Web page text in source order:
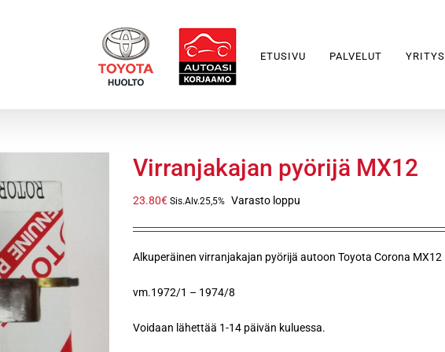
ETUSIVU PALVELUT YRITYS
Virranjakajan pyörijä MX12
23.80€ Sis.Alv.25,5% Varasto loppu
Alkuperäinen virranjakajan pyörijä autoon Toyota Corona MX12
vm.1972/1 – 1974/8
Voidaan lähettää 1-14 päivän kuluessa.